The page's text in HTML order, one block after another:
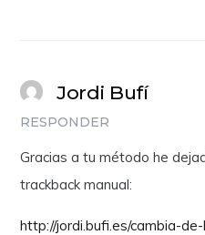
Jordi Bufí
RESPONDER
Gracias a tu método he
trackback manual:
http://jordi.bufi.es/cambia-